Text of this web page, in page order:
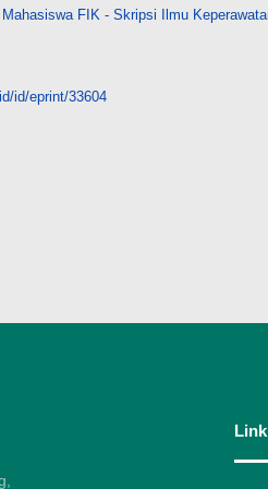
Mahasiswa FIK - Skripsi Ilmu
id/eprint/33604